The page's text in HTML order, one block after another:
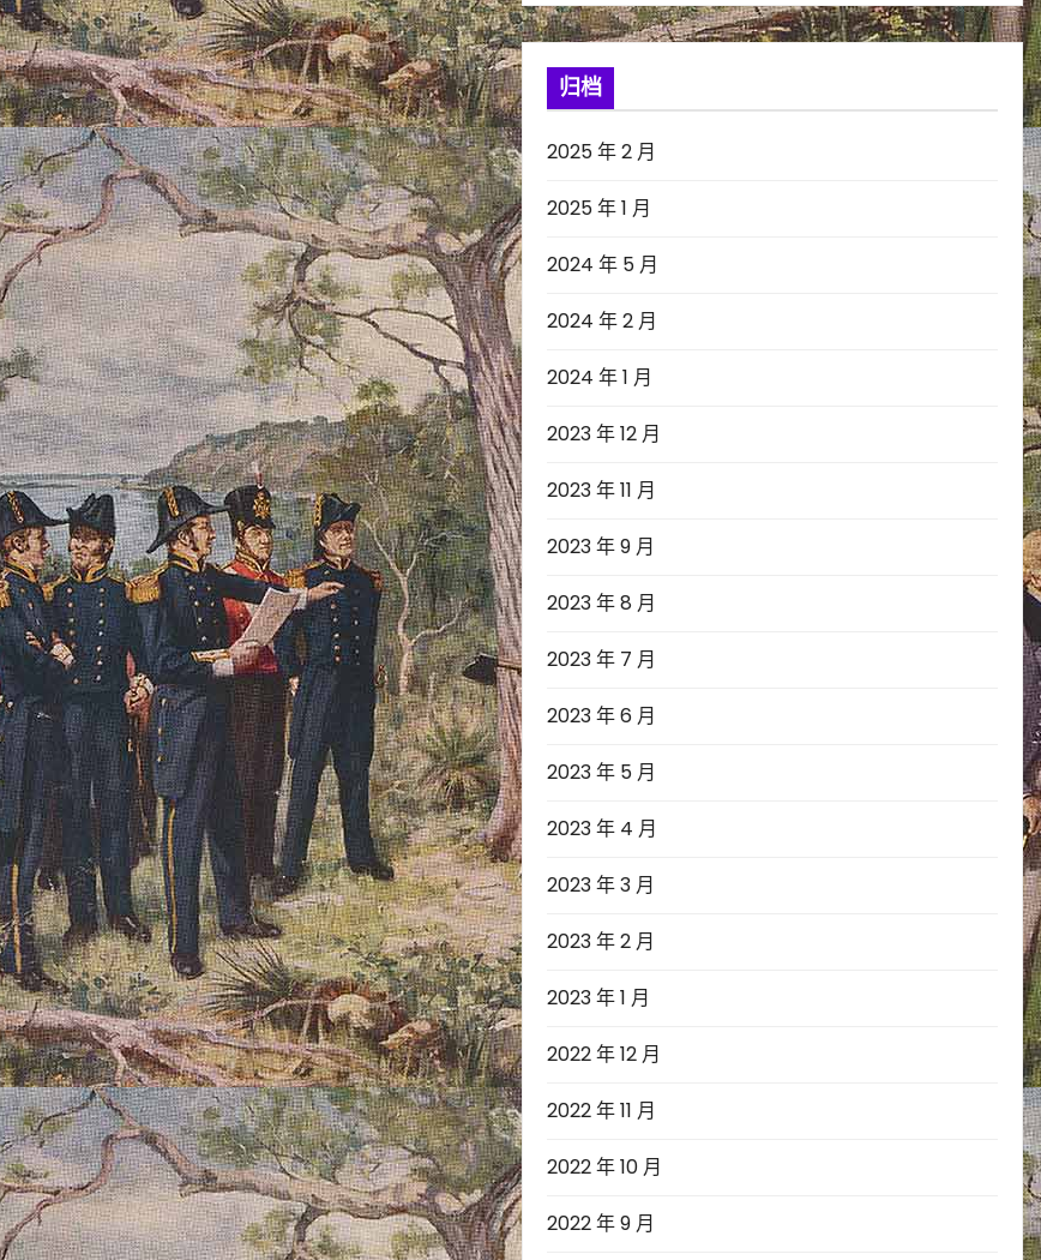
归档
2025 年 2 月
2025 年 1 月
2024 年 5 月
2024 年 2 月
2024 年 1 月
2023 年 12 月
2023 年 11 月
2023 年 9 月
2023 年 8 月
2023 年 7 月
2023 年 6 月
2023 年 5 月
2023 年 4 月
2023 年 3 月
2023 年 2 月
2023 年 1 月
2022 年 12 月
2022 年 11 月
2022 年 10 月
2022 年 9 月